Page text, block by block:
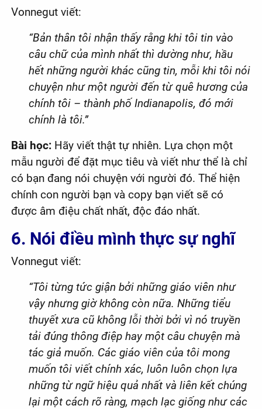
Vonnegut viết:
“Bản thân tôi nhận thấy rằng khi tôi tin vào
câu chữ của mình nhất thì dường như, hầu
hết những người khác cũng tin, mỗi khi tôi nói
chuyện như một người đến từ quê hương của
chính tôi – thành phố Indianapolis, đó mới
chính là tôi.”
Bài học: Hãy viết thật tự nhiên. Lựa chọn một
mẫu người để đặt mục tiêu và viết như thể là chỉ
có bạn đang nói chuyện với người đó. Thể hiện
chính con người bạn và copy bạn viết sẽ có
được âm điệu chất nhất, độc đáo nhất.
6. Nói điều mình thực sự nghĩ
Vonnegut viết:
“Tôi từng tức giận bởi những giáo viên như
vậy nhưng giờ không còn nữa. Những tiểu
thuyết xưa cũ không lỗi thời bởi vì nó truyền
tải đúng thông điệp hay một câu chuyện mà
tác giả muốn. Các giáo viên của tôi mong
muốn tôi viết chính xác, luôn luôn chọn lựa
những từ ngữ hiệu quả nhất và liên kết chúng
lại một cách rõ ràng, mạch lạc giống như các